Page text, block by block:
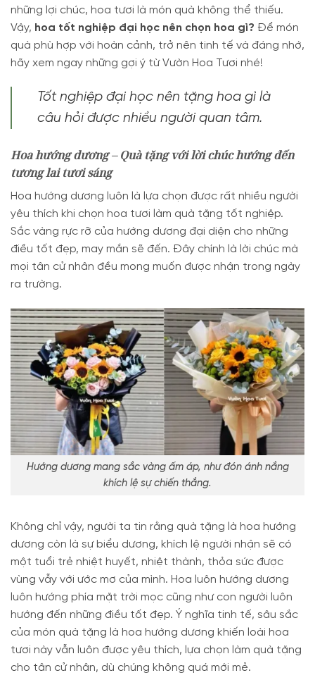
những lợi chúc, hoa tươi là món quà không thể thiếu.
Vậy, hoa tốt nghiệp đại học nên chọn hoa gì? Để món
quà phù hợp với hoàn cảnh, trở nên tinh tế và đáng nhớ,
hãy xem ngay những gợi ý từ Vườn Hoa Tươi nhé!
Tốt nghiệp đại học nên tặng hoa gì là
câu hỏi được nhiều người quan tâm.
Hoa hướng dương – Quà tặng với lời chúc hướng đến
tương lai tươi sáng
Hoa hướng dương luôn là lựa chọn được rất nhiều người
yêu thích khi chọn hoa tươi làm quà tặng tốt nghiệp.
Sắc vàng rực rỡ của hướng dương đại diện cho những
điều tốt đẹp, may mắn sẽ đến. Đây chính là lời chúc mà
mọi tân cử nhân đều mong muốn được nhận trong ngày
ra trường.
Hướng dương mang sắc vàng ấm áp, như đón ánh nắng
khích lệ sự chiến thắng.
Không chỉ vậy, người ta tin rằng quà tặng là hoa hướng
dương còn là sự biểu dương, khích lệ người nhận sẽ có
một tuổi trẻ nhiệt huyết, nhiệt thành, thỏa sức được
vùng vẫy với ước mơ của mình. Hoa luôn hướng dương
luôn hướng phía mặt trời mọc cũng như con người luôn
hướng đến những điều tốt đẹp. Ý nghĩa tinh tế, sâu sắc
của món quà tặng là hoa hướng dương khiến loài hoa
tươi này vẫn luôn được yêu thích, lựa chọn làm quà tặng
cho tân cử nhân, dù chúng không quá mới mẻ.